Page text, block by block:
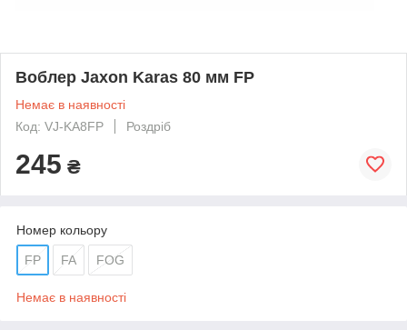
Воблер Jaxon Karas 80 мм FP
Немає в наявності
Код: VJ-KA8FP
Роздріб
245 ₴
Номер кольору
FP FA FOG
Немає в наявності